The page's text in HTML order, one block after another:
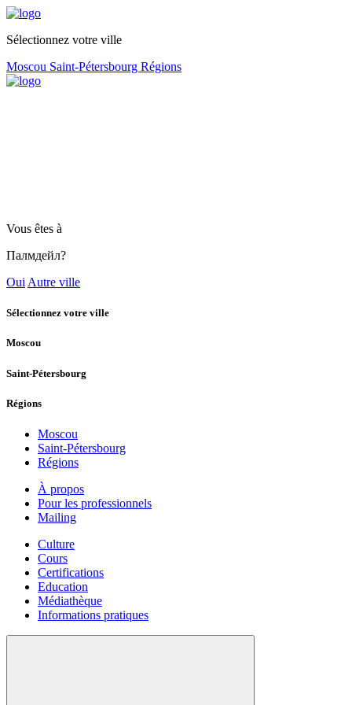
Sélectionnez votre ville
Moscou Saint-Pétersbourg Régions
Vous êtes à
Палмдейл?
Oui Autre ville
Sélectionnez votre ville
Moscou
Saint-Pétersbourg
Régions
Moscou
Saint-Pétersbourg
Régions
À propos
Pour les professionnels
Mailing
Culture
Cours
Certifications
Education
Médiathèque
Informations pratiques